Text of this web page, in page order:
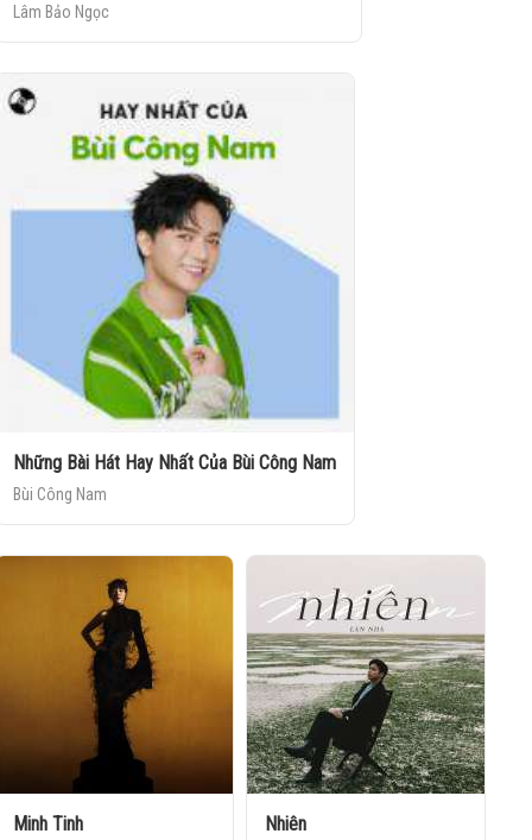
Lâm Bảo Ngọc
Những Bài Hát Hay Nhất Của Bùi Công Nam
Bùi Công Nam
Minh Tinh Nhiên